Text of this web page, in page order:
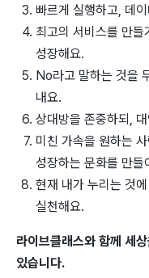
빠르게 실행하고, 데
최고의 서비스를 만
성장해요.
No라고 말하는 것을
내요.
상대방을 존중하되,
미친 가속을 원하는
성장하는 문화를 만들
현재 내가 누리는 것
실천해요.
라이브클래스와 함께 세
있습니다.